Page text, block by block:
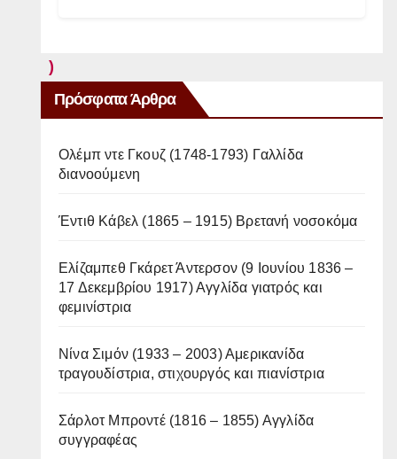
)
γ
Πρόσφατα Άρθρα
Ολέμπ ντε Γκουζ (1748-1793) Γαλλίδα
διανοούμενη
Έντιθ Κάβελ (1865 – 1915) Βρετανή νοσοκόμα
Ελίζαμπεθ Γκάρετ Άντερσον (9 Ιουνίου 1836 –
17 Δεκεμβρίου 1917) Αγγλίδα γιατρός και
φεμινίστρια
Νίνα Σιμόν (1933 – 2003) Αμερικανίδα
τραγουδίστρια, στιχουργός και πιανίστρια
Σάρλοτ Μπροντέ (1816 – 1855) Αγγλίδα
συγγραφέας